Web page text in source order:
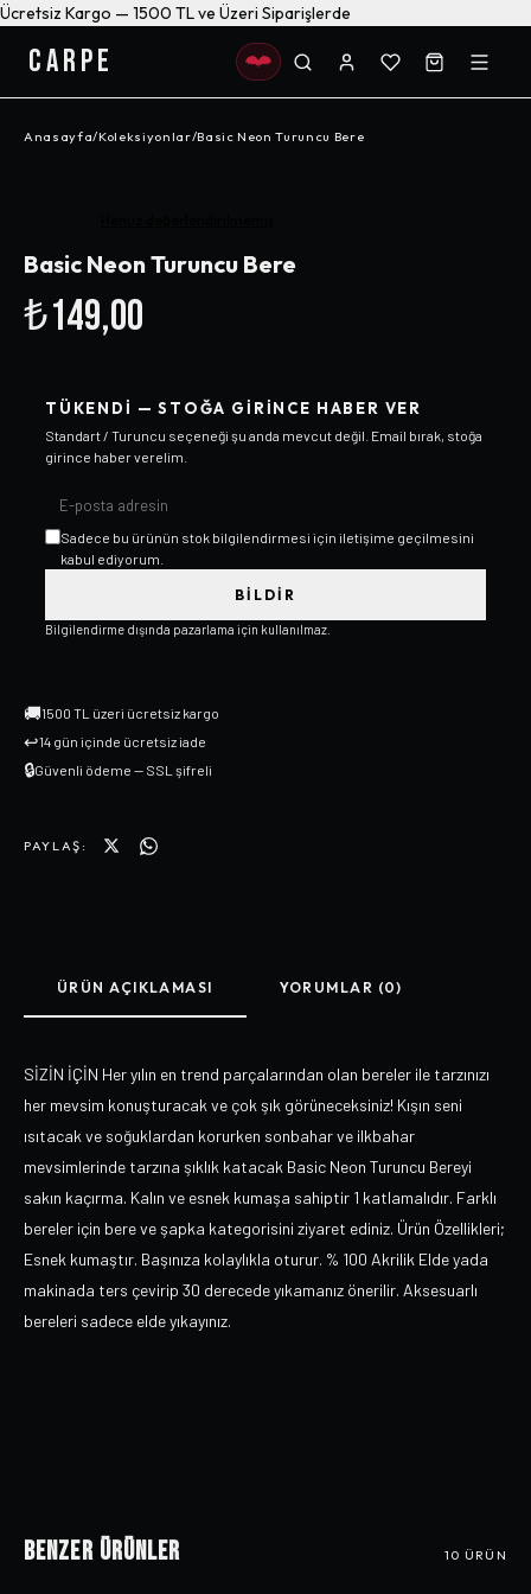
Ücretsiz Kargo — 1500 TL ve Üzeri Siparişlerde
CARPE
Anasayfa/Koleksiyonlar/Basic Neon Turuncu Bere
Basic Neon Turuncu Bere
₺149,00
TÜKENDI — STOĞA GIRINCE HABER VER
Standart / Turuncu seçeneği şu anda mevcut değil. Email bırak, stoğa
girince haber verelim.
Sadece bu ürünün stok bilgilendirmesi için iletişime geçilmesini
kabul ediyorum.
BILDIR
Bilgilendirme dışında pazarlama için kullanılmaz.
🚚1500 TL üzeri ücretsiz kargo
↩14 gün içinde ücretsiz iade
🔒Güvenli ödeme — SSL şifreli
PAYLAŞ:
ÜRÜN AÇIKLAMASI YORUMLAR (0)
SİZİN İÇİN Her yılın en trend parçalarından olan bereler ile tarzınızı
her mevsim konuşturacak ve çok şık görüneceksiniz! Kışın seni
ısıtacak ve soğuklardan korurken sonbahar ve ilkbahar
mevsimlerinde tarzına şıklık katacak Basic Neon Turuncu Bereyi
sakın kaçırma. Kalın ve esnek kumaşa sahiptir 1 katlamalıdır. Farklı
bereler için bere ve şapka kategorisini ziyaret ediniz. Ürün Özellikleri;
Esnek kumaştır. Başınıza kolaylıkla oturur. % 100 Akrilik Elde yada
makinada ters çevirip 30 derecede yıkamanız önerilir. Aksesuarlı
bereleri sadece elde yıkayınız.
Benzer Ürünler 10 ÜRÜN